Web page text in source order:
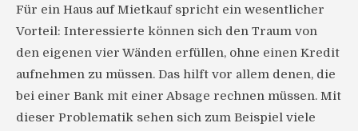
Für ein Haus auf Mietkauf spricht ein wesentlicher
Vorteil: Interessierte können sich den Traum von
den eigenen vier Wänden erfüllen, ohne einen Kredit
aufnehmen zu müssen. Das hilft vor allem denen, die
bei einer Bank mit einer Absage rechnen müssen. Mit
dieser Problematik sehen sich zum Beispiel viele